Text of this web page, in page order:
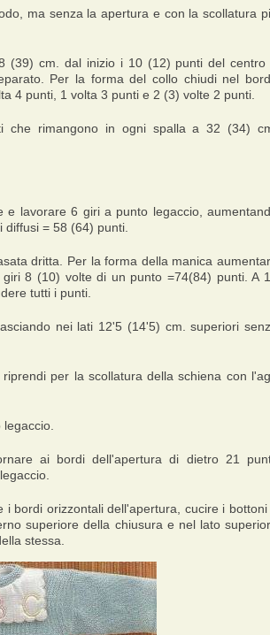
ma senza la apertura e con la scollatura
(39) cm. dal inizio i 10 (12) punti del centro
Per la forma del collo chiudi nel
4 punti, 1 volta 3 punti e 2 (3) volte 2 punti.
che rimangono in ogni spalla a 32 (34)
e lavorare 6 giri a punto legaccio,
= 58 (64) punti.
dritta. Per la forma della manica
8 (10) volte di un punto =74(84) punti. A
tutti i punti.
nei lati 12'5 (14'5) cm. superiori
per la scollatura della schiena con
ai bordi dell'apertura di dietro 21
i bordi orizzontali dell'apertura, cucire i bottoni
superiore della chiusura e nel lato
stessa.